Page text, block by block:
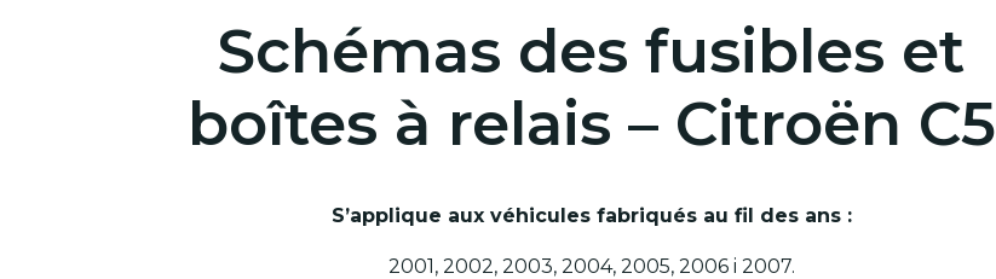
Schémas des fusibles et
boîtes à relais – Citroën C5
S’applique aux véhicules fabriqués au fil des ans :
2001, 2002, 2003, 2004, 2005, 2006 i 2007.